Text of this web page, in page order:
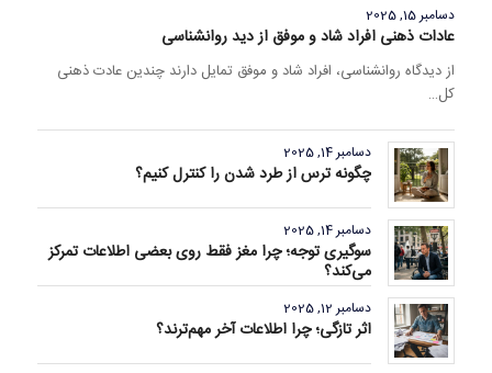
دسامبر 15, 2025
عادات ذهنی افراد شاد و موفق از دید روانشناسی
از دیدگاه روانشناسی، افراد شاد و موفق تمایل دارند چندین عادت ذهنی
کل…
دسامبر 14, 2025
چگونه ترس از طرد شدن را کنترل کنیم؟
دسامبر 14, 2025
سوگیری توجه؛ چرا مغز فقط روی بعضی اطلاعات تمرکز
می‌کند؟
دسامبر 12, 2025
اثر تازگی؛ چرا اطلاعات آخر مهم‌ترند؟